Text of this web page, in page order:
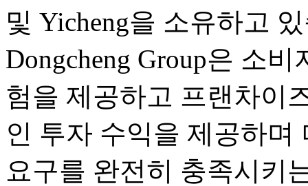
및 Yicheng을 소유하고
Dongcheng Group은 소
험을 제공하고 프랜차이
인 투자 수익을 제공하며
요구를 완전히 충족시키